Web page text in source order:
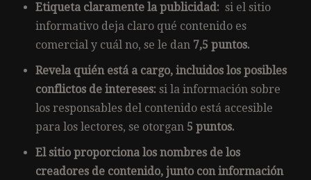
Etiqueta claramente la publicidad: si el sitio
informativo deja claro qué contenido es
comercial y cuál no, se le dan 7,5 puntos.
Revela quién está a cargo, incluidos los posibles
conflictos de intereses: si la información sobre
los responsables del contenido está accesible
para los lectores, se otorgan 5 puntos.
El sitio proporciona los nombres de los
creadores de contenido, junto con información